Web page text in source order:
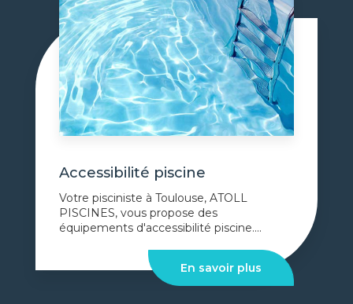
Accessibilité piscine
Votre pisciniste à Toulouse, ATOLL
PISCINES, vous propose des
équipements d'accessibilité piscine....
En savoir plus